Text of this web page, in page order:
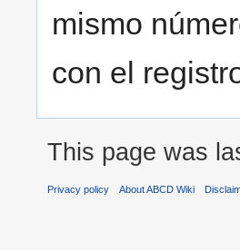
mismo
con el
This page was
Privacy policy About ABCD Wiki